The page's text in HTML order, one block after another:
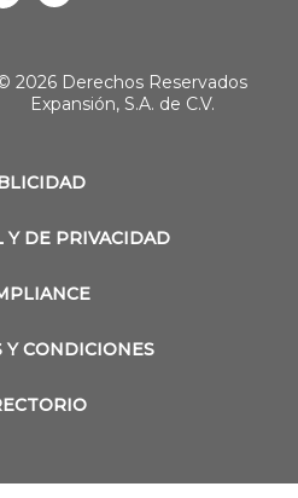
Y DE PRIVACIDAD
Y CONDICIONES
2026 Derechos Reservados
Expansión, S.A. de C.V.